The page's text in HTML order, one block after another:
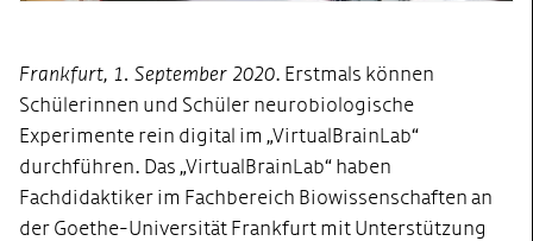
Frankfurt, 1. September 2020. Erstmals können
Schülerinnen und Schüler neurobiologische
Experimente rein digital im „VirtualBrainLab“
durchführen. Das „VirtualBrainLab“ haben
Fachdidaktiker im Fachbereich Biowissenschaften an
der Goethe-Universität Frankfurt mit Unterstützung